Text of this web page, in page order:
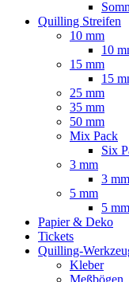
Quilling Streifen
10 mm
10
15 mm
15
25 mm
35 mm
50 mm
Mix Pack
Six
3 mm
3
5 mm
5
Papier & Deko
Tickets
Quilling-
Kleber